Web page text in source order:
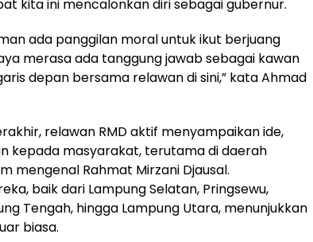
kita ini mencalonkan diri sebagai gubernur.
ada panggilan moral untuk ikut berjuang
merasa ada tanggung jawab sebagai kawan
depan bersama relawan di sini,” kata Ahmad
relawan RMD aktif menyampaikan ide,
kepada masyarakat, terutama di daerah
mengenal Rahmat Mirzani Djausal.
baik dari Lampung Selatan, Pringsewu,
Tengah, hingga Lampung Utara, menunjukkan
biasa.